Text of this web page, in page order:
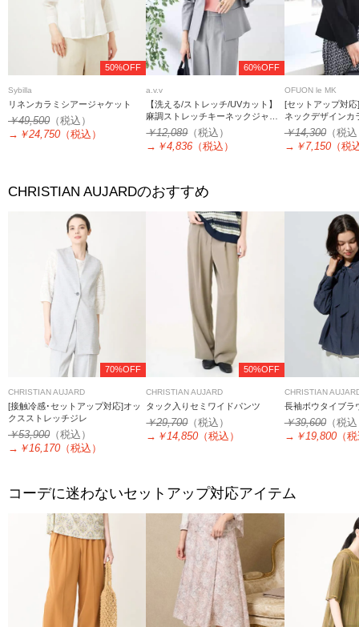
50%OFF
Sybilla
リネンカラミシアージャケット
￥49,500 （税込）
→ ￥24,750 （税込）
60%OFF
a.v.v
【洗える/ストレッチ/UVカット】
麻調ストレッチキーネックジャケ
ット
￥12,089（税込）
→ ￥4,836 （税込）
OFUON le MK
[セットアップ対
ネックデザインカ
ット/洗える/WEB
￥14,300（税
→ ￥7,150（税
CHRISTIAN AUJARDのおすすめ
70%OFF
CHRISTIAN AUJARD
[接触冷感･セットアップ対応]オッ
クスストレッチジレ
￥53,900 （税込）
→ ￥16,170 （税込）
50%OFF
CHRISTIAN AUJARD
タック入りセミワイドパンツ
￥29,700（税込）
→ ￥14,850 （税込）
CHRISTIAN
長袖ボウタイブラ
￥39,600（税
→ ￥19,800（
コーデに迷わないセットアップ対応アイテム